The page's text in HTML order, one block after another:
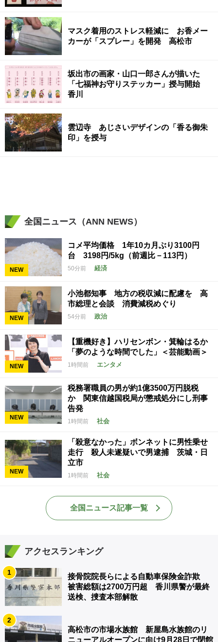
マスク着用のストレス軽減に お香メー
カーが「スプレー」を開発 高松市
坂出市の画家・山口一郎さんが描いた
「七福神お守りステッカー」授与開始
香川
雲辺寺 あじさいデザインの「香る御朱
印」を授与
全国ニュース（ANN NEWS）
NEW
コメ平均価格 1年10カ月ぶり3100円
台 3198円/5kg（前週比－113円）
50分前 経済
NEW
小池都知事 地方の税収減に配慮を 高
市総理と会談 消費減税めぐり
54分前 政治
NEW
【重機好き】ハリセンボン・箕輪はるか
「夢のような時間でした」＜芸能動画＞
1時間前 エンタメ
NEW
税務署職員の男が約1億3500万円脱税
か 関東信越国税局が懲戒処分にし刑事
告発
1時間前 社会
NEW
「殺意なかった」ボンネットに男性乗せ
走行 殺人未遂疑いで男逮捕 茨城・日
立市
1時間前 社会
全国ニュース記事一覧
アクセスランキング
1
接骨院院長らによる自動車保険金詐欺
被害総額は2700万円超 香川県警が最終
送検、捜査本部解散
2
高松市の市場水族館 新屋島水族館のリ
ニューアルオープンに向け9月28日で閉館